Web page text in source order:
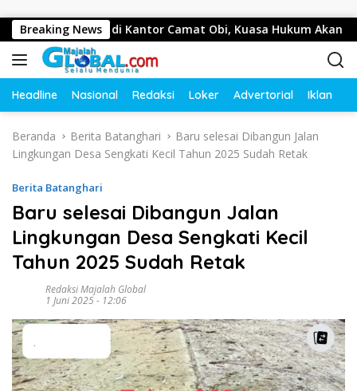
Breaking Newsdi Kantor Camat Obi, Kuasa Hukum Akan Tempuh
Headline Nasional Redaksi Loker Advertorial Iklan
Beranda Berita Batanghari
Baru selesai Dibangun Jalan
Lingkungan Desa Sengkati Kecil Tahun 2025 Sudah Retak
Berita Batanghari
Baru selesai Dibangun Jalan
Lingkungan Desa Sengkati Kecil
Tahun 2025 Sudah Retak
Redaksi Majalah Global
1 Juni 2025 - 12:06